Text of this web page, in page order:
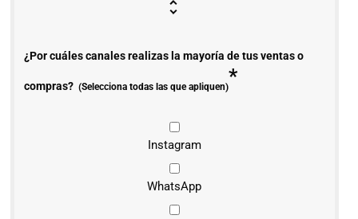
¿Por cuáles canales realizas la mayoría de tus ventas o
compras? (Selecciona todas las que apliquen)*
Instagram
WhatsApp